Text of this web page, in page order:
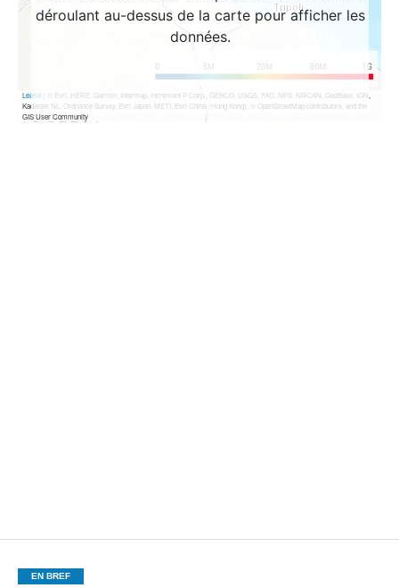
EN BREF